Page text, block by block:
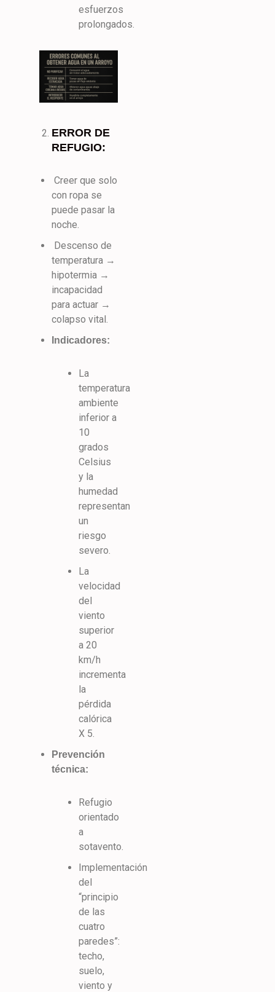
esfuerzos
prolongados.
ERROR DE
REFUGIO:
Creer que solo
con ropa se
puede pasar la
noche.
Descenso de
temperatura →
hipotermia →
incapacidad
para actuar →
colapso vital.
Indicadores:
La
temperatura
ambiente
inferior a
10
grados
Celsius
y la
humedad
representan
un
riesgo
severo.
La
velocidad
del
viento
superior
a 20
km/h
incrementa
la
pérdida
calórica
X 5.
Prevención
técnica:
Refugio
orientado
a
sotavento.
Implementación
del
“principio
de las
cuatro
paredes”:
techo,
suelo,
viento y